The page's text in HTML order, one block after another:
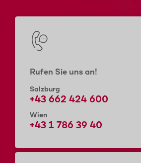
Rufen Sie uns an!
Salzburg
+43 662 424 600
Wien
+43 1 786 39 40